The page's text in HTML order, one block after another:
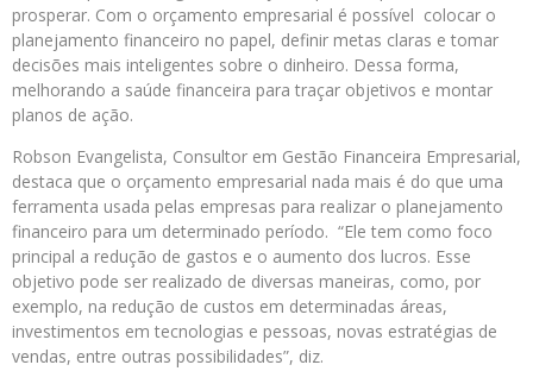
prosperar. Com o orçamento empresarial é possível colocar o
planejamento financeiro no papel, definir metas claras e tomar
decisões mais inteligentes sobre o dinheiro. Dessa forma,
melhorando a saúde financeira para traçar objetivos e montar
planos de ação.
Robson Evangelista, Consultor em Gestão Financeira Empresarial,
destaca que o orçamento empresarial nada mais é do que uma
ferramenta usada pelas empresas para realizar o planejamento
financeiro para um determinado período. “Ele tem como foco
principal a redução de gastos e o aumento dos lucros. Esse
objetivo pode ser realizado de diversas maneiras, como, por
exemplo, na redução de custos em determinadas áreas,
investimentos em tecnologias e pessoas, novas estratégias de
vendas, entre outras possibilidades”, diz.